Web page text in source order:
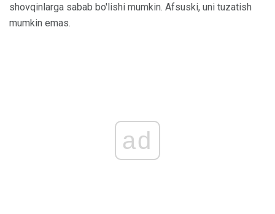
shovqinlarga sabab bo'lishi mumkin. Afsuski, uni tuzatish
mumkin emas.
ad